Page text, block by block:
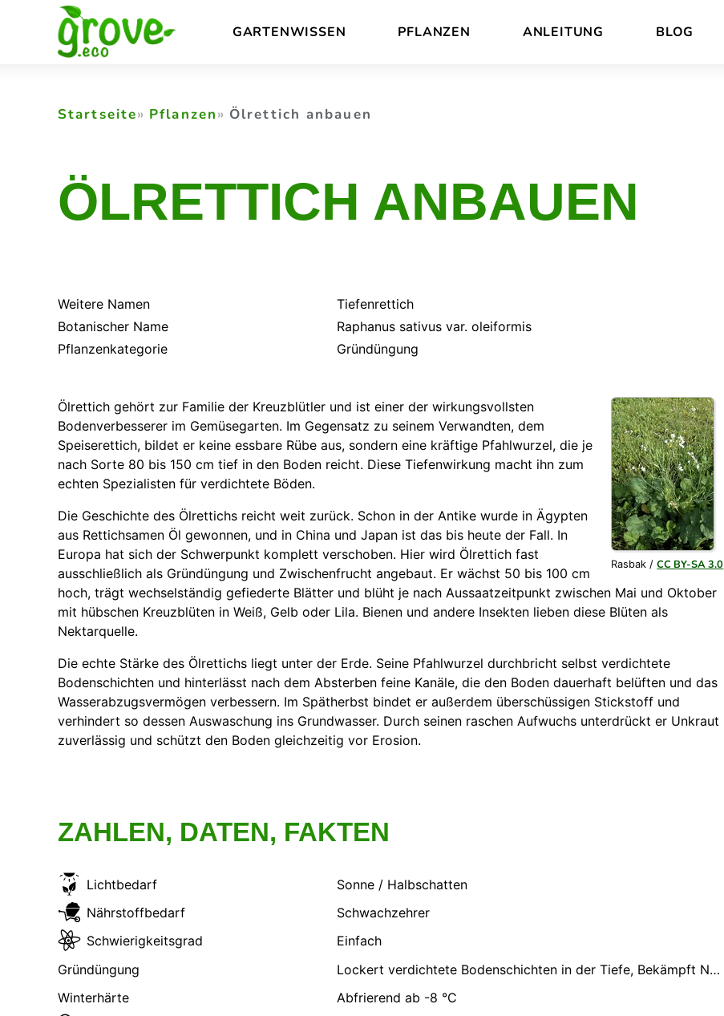
GARTENWISSEN PFLANZEN ANLEITUNG BLOG
Startseite Pflanzen Ölrettich anbauen
ÖLRETTICH ANBAUEN
Weitere Namen
Tiefenrettich
Botanischer Name
Raphanus sativus var. oleiformis
Pflanzenkategorie
Gründüngung
Rasbak /CC BY-SA 3.0
Ölrettich gehört zur Familie der Kreuzblütler und ist einer der wirkungsvollsten
Bodenverbesserer im Gemüsegarten. Im Gegensatz zu seinem Verwandten, dem
Speiserettich, bildet er keine essbare Rübe aus, sondern eine kräftige Pfahlwurzel, die je
nach Sorte 80 bis 150 cm tief in den Boden reicht. Diese Tiefenwirkung macht ihn zum
echten Spezialisten für verdichtete Böden.
Die Geschichte des Ölrettichs reicht weit zurück. Schon in der Antike wurde in Ägypten
aus Rettichsamen Öl gewonnen, und in China und Japan ist das bis heute der Fall. In
Europa hat sich der Schwerpunkt komplett verschoben. Hier wird Ölrettich fast
ausschließlich als Gründüngung und Zwischenfrucht angebaut. Er wächst 50 bis 100 cm
hoch, trägt wechselständig gefiederte Blätter und blüht je nach Aussaatzeitpunkt zwischen Mai und Oktober
mit hübschen Kreuzblüten in Weiß, Gelb oder Lila. Bienen und andere Insekten lieben diese Blüten als
Nektarquelle.
Die echte Stärke des Ölrettichs liegt unter der Erde. Seine Pfahlwurzel durchbricht selbst verdichtete
Bodenschichten und hinterlässt nach dem Absterben feine Kanäle, die den Boden dauerhaft belüften und das
Wasserabzugsvermögen verbessern. Im Spätherbst bindet er außerdem überschüssigen Stickstoff und
verhindert so dessen Auswaschung ins Grundwasser. Durch seinen raschen Aufwuchs unterdrückt er Unkraut
zuverlässig und schützt den Boden gleichzeitig vor Erosion.
ZAHLEN, DATEN, FAKTEN
Lichtbedarf
Sonne / Halbschatten
Nährstoffbedarf
Schwachzehrer
Schwierigkeitsgrad
Einfach
Gründüngung
Lockert verdichtete Bodenschichten in der Tiefe, Bekämpft Nematoden aktiv, Unterdrückt Unkraut besonders stark, Wertvolle Bienen-/Insektenweide, Bindet vorhandenen Bodenstickstoff gegen Auswaschung
Winterhärte
Abfrierend ab -8 °C